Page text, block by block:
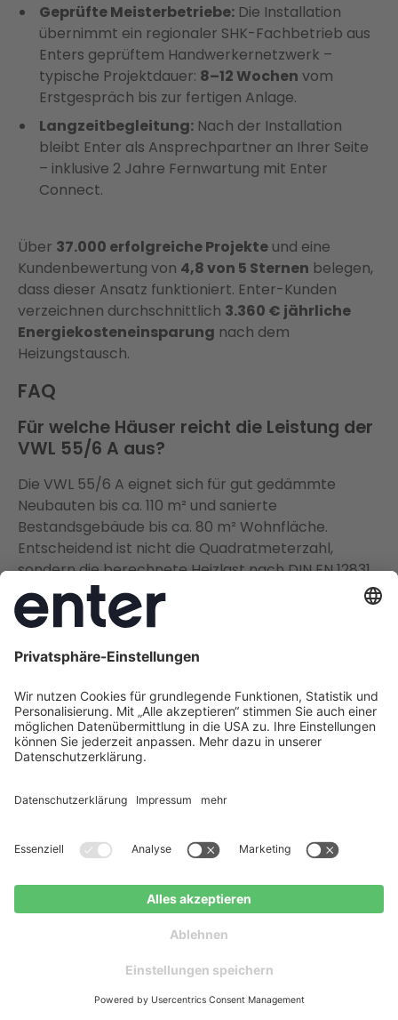
Geprüfte Meisterbetriebe: Die Installation
übernimmt ein regionaler SHK-Fachbetrieb aus
Enters geprüftem Handwerkernetzwerk –
typische Projektdauer: 8–12 Wochen vom
Erstgespräch bis zur fertigen Anlage.
Langzeitbegleitung: Nach der Installation
bleibt Enter als Ansprechpartner an Ihrer Seite
– inklusive 2 Jahre Fernwartung mit Enter
Connect.
Über 37.000 erfolgreiche Projekte und eine
Kundenbewertung von 4,8 von 5 Sternen belegen,
dass dieser Ansatz funktioniert. Enter-Kunden
verzeichnen durchschnittlich 3.360 € jährliche
Energiekosteneinsparung nach dem
Heizungstausch.
FAQ
Für welche Häuser reicht die Leistung der
VWL 55/6 A aus?
Die VWL 55/6 A eignet sich für gut gedämmte
Neubauten bis ca. 110 m² und sanierte
Bestandsgebäude bis ca. 80 m² Wohnfläche.
Entscheidend ist nicht die Quadratmeterzahl,
sondern die berechnete Heizlast nach DIN EN 12831.
Bei einer Heizlast über 5,5 kW sollte die
VWL 75/6 A gewählt werden.
Funktioniert die VWL 55/6 A mit
vorhandenen Heizkörpern?
Ja – die VWL 55/6 A erreicht Vorlauftemperaturen
bis 75 °C und kann damit auch bestehende
Radiatoren betreiben. Allerdings sinkt die Effizienz
bei hohen Vorlauftemperaturen deutlich: Der SCOP
arbeitet die Wärmepumpe mit Fußbodenheizung
Vorlauftemperatur.
Wie viel Förderung gibt es für die VWL
55/6 A?
sich die VWL 55/6 A für bis zu70 % KfW-Förderung
alle Eigentümer, der 20 %